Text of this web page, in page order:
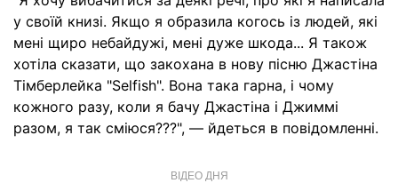
у своїй книзі. Якщо я образила когось із людей, які
мені щиро небайдужі, мені дуже шкода... Я також
хотіла сказати, що закохана в нову пісню Джастіна
Тімберлейка "Selfish". Вона така гарна, і чому
кожного разу, коли я бачу Джастіна і Джиммі
разом, я так сміюся???", — йдеться в повідомленні.
ВІДЕО ДНЯ